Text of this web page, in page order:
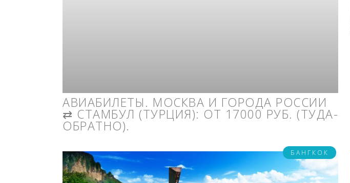
АВИАБИЛЕТЫ. МОСКВА И ГОРОДА РОССИИ
⇄ СТАМБУЛ (ТУРЦИЯ): ОТ 17000 РУБ. (ТУДА-
ОБРАТНО).
БАНГКОК